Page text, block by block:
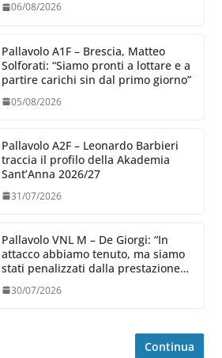
06/08/2026
Pallavolo A1F – Brescia, Matteo
Solforati: “Siamo pronti a lottare e a
partire carichi sin dal primo giorno”
05/08/2026
Pallavolo A2F – Leonardo Barbieri
traccia il profilo della Akademia
Sant’Anna 2026/27
31/07/2026
Pallavolo VNL M – De Giorgi: “In
attacco abbiamo tenuto, ma siamo
stati penalizzati dalla prestazione
30/07/2026
Continua